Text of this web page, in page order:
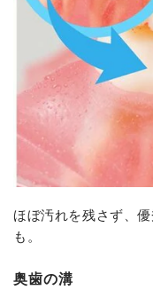
ほぼ汚れを残さず、
も。
奥歯の溝